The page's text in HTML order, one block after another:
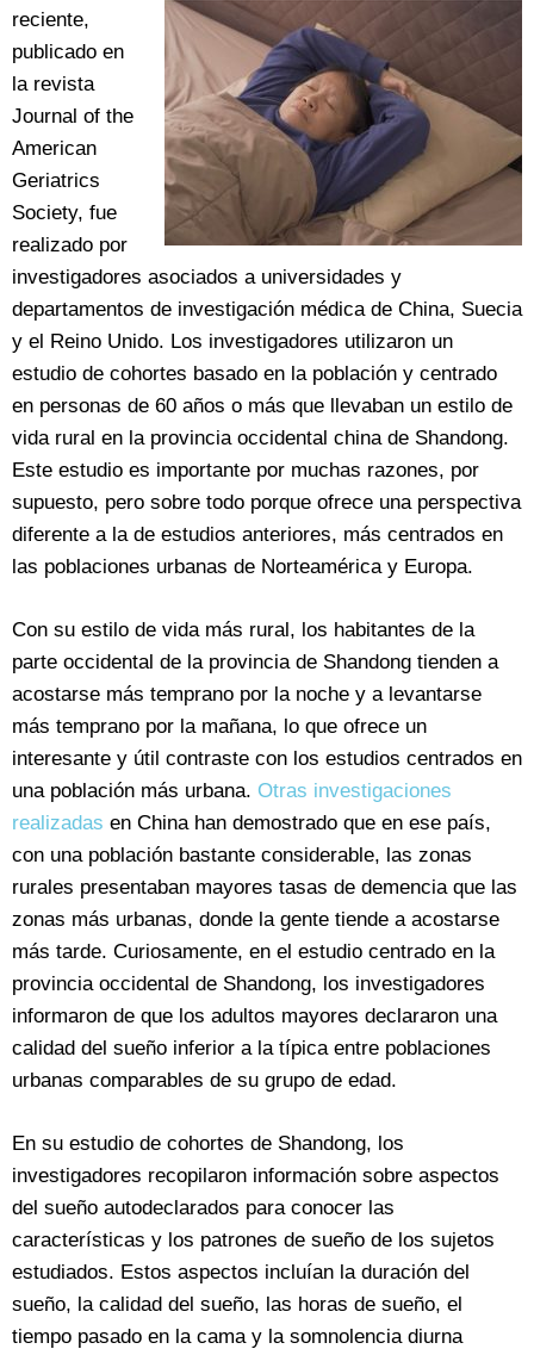
reciente,
publicado en
la revista
Journal of the
American
Geriatrics
Society, fue
realizado por
investigadores asociados a universidades y
departamentos de investigación médica de China, Suecia
y el Reino Unido. Los investigadores utilizaron un
estudio de cohortes basado en la población y centrado
en personas de 60 años o más que llevaban un estilo de
vida rural en la provincia occidental china de Shandong.
Este estudio es importante por muchas razones, por
supuesto, pero sobre todo porque ofrece una perspectiva
diferente a la de estudios anteriores, más centrados en
las poblaciones urbanas de Norteamérica y Europa.
Con su estilo de vida más rural, los habitantes de la
parte occidental de la provincia de Shandong tienden a
acostarse más temprano por la noche y a levantarse
más temprano por la mañana, lo que ofrece un
interesante y útil contraste con los estudios centrados en
una población más urbana. Otras investigaciones
realizadas en China han demostrado que en ese país,
con una población bastante considerable, las zonas
rurales presentaban mayores tasas de demencia que las
zonas más urbanas, donde la gente tiende a acostarse
más tarde. Curiosamente, en el estudio centrado en la
provincia occidental de Shandong, los investigadores
informaron de que los adultos mayores declararon una
calidad del sueño inferior a la típica entre poblaciones
urbanas comparables de su grupo de edad.
En su estudio de cohortes de Shandong, los
investigadores recopilaron información sobre aspectos
del sueño autodeclarados para conocer las
características y los patrones de sueño de los sujetos
estudiados. Estos aspectos incluían la duración del
sueño, la calidad del sueño, las horas de sueño, el
tiempo pasado en la cama y la somnolencia diurna